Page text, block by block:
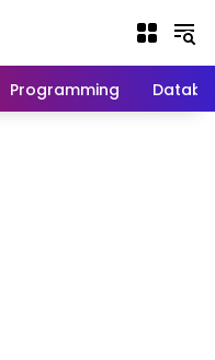
Programming